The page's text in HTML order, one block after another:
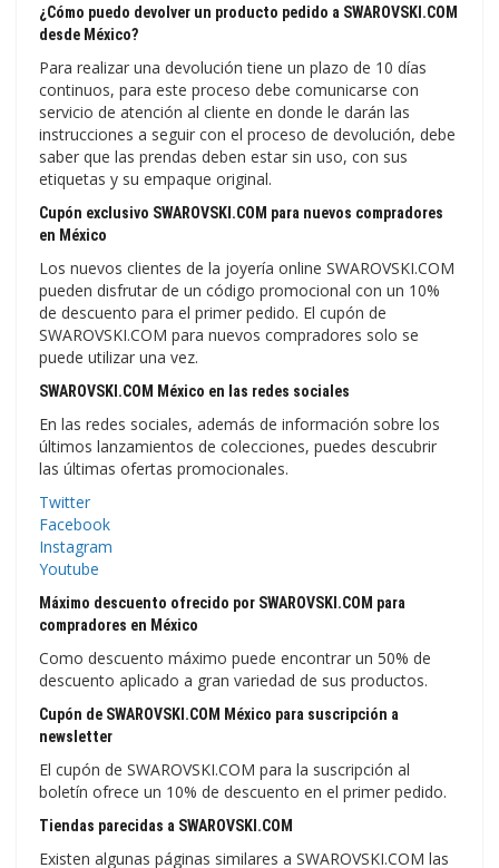
¿Cómo puedo devolver un producto pedido a SWAROVSKI.COM
desde México?
Para realizar una devolución tiene un plazo de 10 días
continuos, para este proceso debe comunicarse con
servicio de atención al cliente en donde le darán las
instrucciones a seguir con el proceso de devolución, debe
saber que las prendas deben estar sin uso, con sus
etiquetas y su empaque original.
Cupón exclusivo SWAROVSKI.COM para nuevos compradores
en México
Los nuevos clientes de la joyería online SWAROVSKI.COM
pueden disfrutar de un código promocional con un 10%
de descuento para el primer pedido. El cupón de
SWAROVSKI.COM para nuevos compradores solo se
puede utilizar una vez.
SWAROVSKI.COM México en las redes sociales
En las redes sociales, además de información sobre los
últimos lanzamientos de colecciones, puedes descubrir
las últimas ofertas promocionales.
Twitter
Facebook
Instagram
Youtube
Máximo descuento ofrecido por SWAROVSKI.COM para
compradores en México
Como descuento máximo puede encontrar un 50% de
descuento aplicado a gran variedad de sus productos.
Cupón de SWAROVSKI.COM México para suscripción a
newsletter
El cupón de SWAROVSKI.COM para la suscripción al
boletín ofrece un 10% de descuento en el primer pedido.
Tiendas parecidas a SWAROVSKI.COM
Existen algunas páginas similares a SWAROVSKI.COM las